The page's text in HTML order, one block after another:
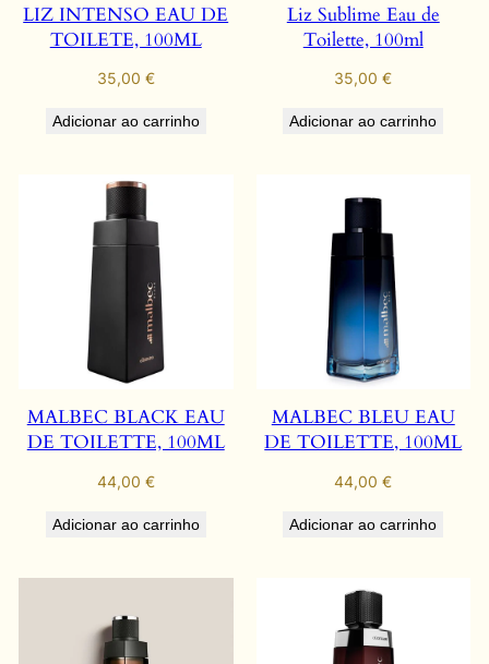
LIZ INTENSO EAU DE
TOILETE, 100ML
35,00 €
Adicionar ao carrinho
Liz Sublime Eau de
Toilette, 100ml
35,00€
Adicionar ao carrinho
MALBEC BLACK EAU
DE TOILETTE, 100ML
44,00 €
Adicionar ao carrinho
MALBEC BLEU EAU
DE TOILETTE, 100ML
44,00€
Adicionar ao carrinho